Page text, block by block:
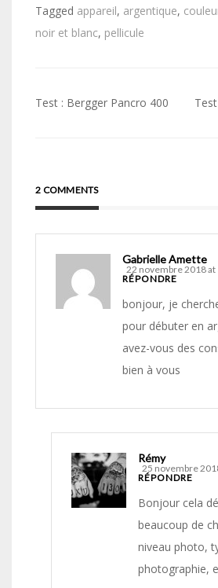
Tagged appareil, argentique,
noir et blanc, pellicule
Navigation
Test : Bergger Pancro 400
2 COMMENTS
Gabrielle Amette
22 novembre 2018 at
RÉPONDRE
bonjour, je
pour débuter en
avez-vous des
bien à vous
Rémy
25 novembre
RÉPONDRE
Bonjour cela
beaucoup de
niveau photo,
photographie,